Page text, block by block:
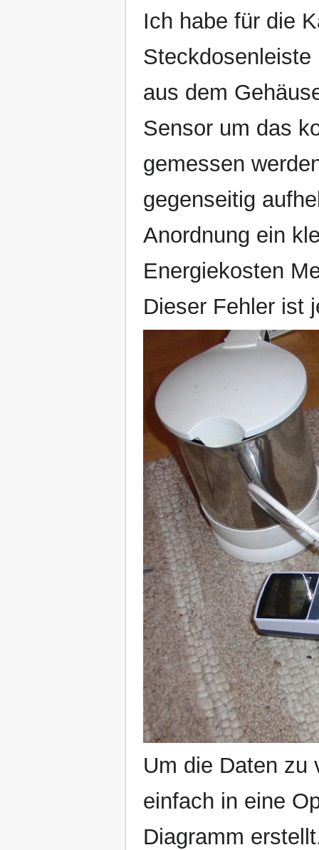
Ich habe für die
aus dem
Sensor um das
gemessen
gegenseitig
Anordnung ein
Energiekosten
Dieser Fehler ist
Um die Daten zu
einfach in eine
Diagramm